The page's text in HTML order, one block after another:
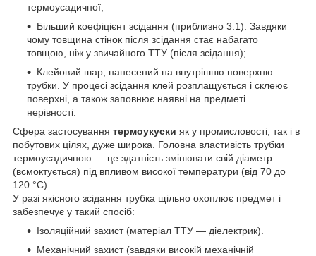
термоусадичної;
Більший коефіцієнт зсідання (приблизно 3:1). Завдяки
чому товщина стінок після зсідання стає набагато
товщою, ніж у звичайного ТТУ (після зсідання);
Клейовий шар, нанесений на внутрішню поверхню
трубки. У процесі зсідання клей розплащується і склеює
поверхні, а також заповнює наявні на предметі
нерівності.
Сфера застосування термоукуски як у промисловості, так і в
побутових цілях, дуже широка. Головна властивість трубки
термоусадичною — це здатність змінювати свій діаметр
(всмоктується) під впливом високої температури (від 70 до
120 °C).
У разі якісного зсідання трубка щільно охоплює предмет і
забезпечує у такий спосіб:
Ізоляційний захист (матеріал ТТУ — діелектрик).
Механічний захист (завдяки високій механічній